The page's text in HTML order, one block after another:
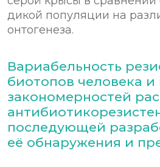
дикой популяции на
онтогенеза.
Вариабельность
биотопов человека
закономерностей
последующей
её обнаружения и